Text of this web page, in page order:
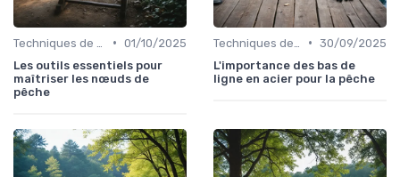
• 01/10/2025
Les outils essentiels pour
maîtriser les nœuds de
pêche
• 30/09/2025
L'importance des bas de
ligne en acier pour la pêche